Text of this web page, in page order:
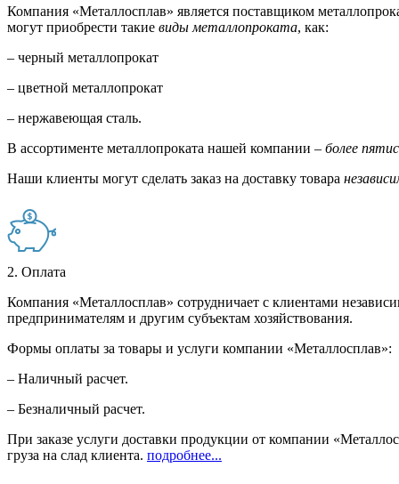
Компания «Металлосплав» является поставщиком
могут приобрести такие виды металлопроката, как:
– черный металлопрокат
– цветной металлопрокат
– нержавеющая сталь.
В ассортименте металлопроката нашей компании – более
Наши клиенты могут сделать заказ на доставку товара
2. Оплата
Компания «Металлосплав» сотрудничает с клиентами
предпринимателям и другим субъектам хозяйствования.
Формы оплаты за товары и услуги компании «Металлосплав»:
– Наличный расчет.
– Безналичный расчет.
При заказе услуги доставки продукции от компании
груза на слад клиента. подробнее...